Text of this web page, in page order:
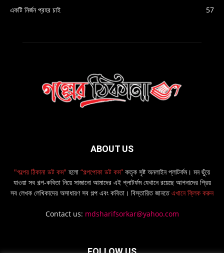
একটি নির্জন প্রহর চাই
57
ABOUT US
"গল্পের ঠিকানা ডট কম" হলো “গল্পপোকা ডট কম” কতৃক সৃষ্ট অনলাইন প্লাটর্ফম। মন ছুঁয়ে
যাওয়া সব গল্প-কবিতা নিয়ে সাজানো আমাদের এই প্লাটর্ফম যেখানে রয়েছে আপনাদের প্রিয়
সব লেখক লেখিকাদের অসাধারণ সব গল্প এবং কবিতা। বিস্তারিত জানতেএখানে ক্লিক করুন
Contact us: mdsharifsorkar@yahoo.com
FOLLOW US